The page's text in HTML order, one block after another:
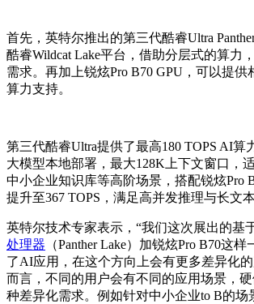
首先，英特尔推出的第三代酷睿Ultra
酷睿Wildcat Lake平台，借助分层式的算力
需求。再加上锐炫Pro B70 GPU，可以提
算力支持。
第三代酷睿Ultra提供了最高180 TOPS AI算
大模型本地部署，最大128K上下文窗口，
中小企业知识库等高阶场景，搭配锐炫Pro
提升至367 TOPS ，满足高并发推理与长文
英特尔技术专家表示，“我们这次展出的基
处理器 （Panther Lake）加锐炫Pro B70这
了AI应用，在这个方向上会有更多差异化
而言，不同的用户会有不同的应用场景，
种差异化需求。例如针对中小企业to B的场